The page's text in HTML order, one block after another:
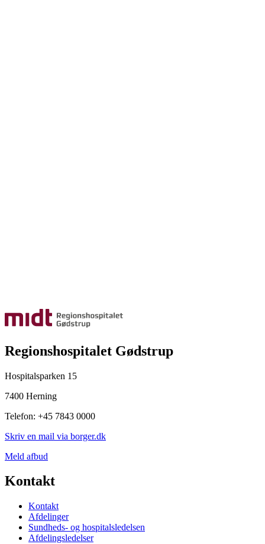
Regionshospitalet Gødstrup
Hospitalsparken 15
7400 Herning
Telefon: +45 7843 0000
Skriv en mail via borger.dk
Meld afbud
Kontakt
Kontakt
Afdelinger
Sundheds- og hospitalsledelsen
Afdelingsledelser